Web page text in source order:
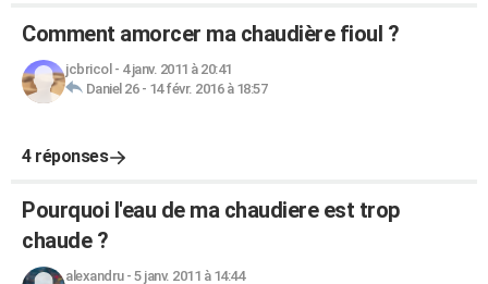
Comment amorcer ma chaudière fioul ?
jcbricol - 4 janv. 2011 à 20:41
Daniel 26- 14 févr. 2016 à 18:57
4 réponses
Pourquoi l'eau de ma chaudiere est trop
chaude ?
alexandru- 5 janv. 2011 à 14:44